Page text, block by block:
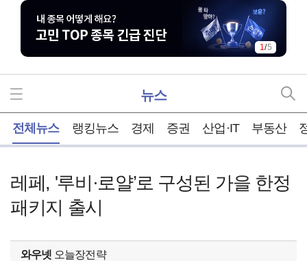
1/5
뉴스
전체뉴스 랭킹뉴스 경제 증권 산업·IT 부동산
레페, '루비·로얄’로 구성된 가을 한정
패키지 출시
와우넷 오늘장전략